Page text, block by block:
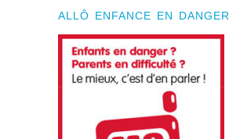
ALLÔ ENFANCE EN DANGER